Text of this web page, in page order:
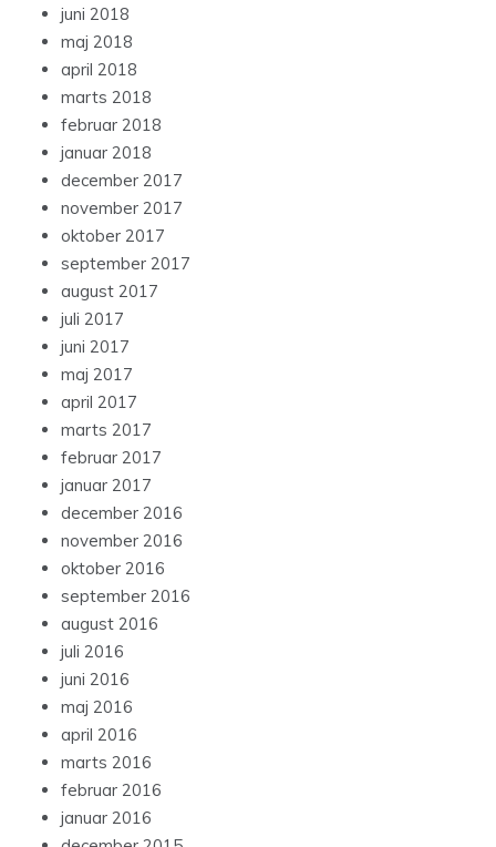
juni 2018
maj 2018
april 2018
marts 2018
februar 2018
januar 2018
december 2017
november 2017
oktober 2017
september 2017
august 2017
juli 2017
juni 2017
maj 2017
april 2017
marts 2017
februar 2017
januar 2017
december 2016
november 2016
oktober 2016
september 2016
august 2016
juli 2016
juni 2016
maj 2016
april 2016
marts 2016
februar 2016
januar 2016